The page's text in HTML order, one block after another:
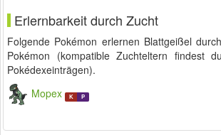
Erlernbarkeit durch Zucht
Folgende Pokémon erlernen Blattgeißel
Pokémon (kompatible Zuchteltern findest
Pokédexeinträgen).
Mopex
K P